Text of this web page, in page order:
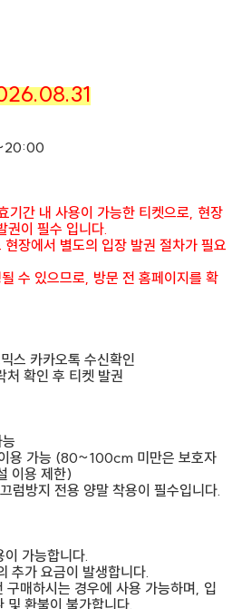
간 내 사용이 가능한 티켓으로, 현장
권이 필수 입니다.
장에서 별도의 입장 발권 절차가 필요
수 있으므로, 방문 전 홈페이지를 확
스 카카오톡 수신확인
처 확인 후 티켓 발권
용 가능 (80~100cm 미만은 보호자
이용 제한)
럼방지 전용 양말 착용이 필수입니다.
이 가능합니다.
추가 요금이 발생합니다.
매하시는 경우에 사용 가능하며, 입
및 환불이 불가합니다.